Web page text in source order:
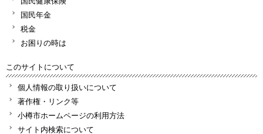
国民年金
税金
お困りの時は
このサイトについて
個人情報の取り扱いについて
著作権・リンク等
小樽市ホームページの利用方法
サイト内検索について